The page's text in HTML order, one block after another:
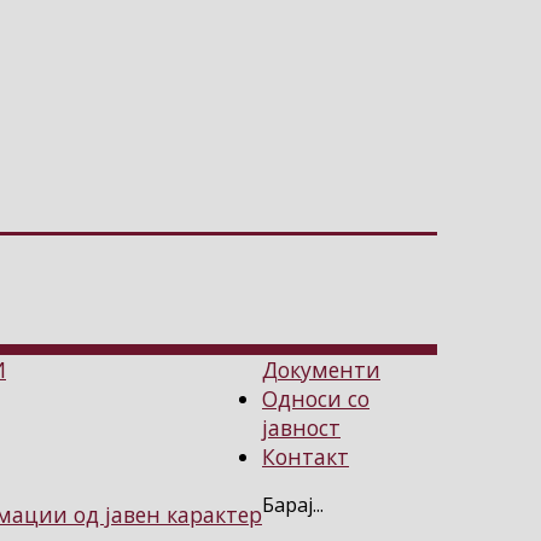
Документи
од јавен карактер
Односи со
јавност
Контакт
Барај...